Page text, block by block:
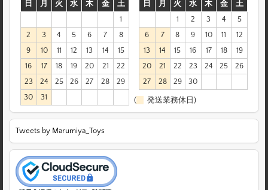
日
月 火 水 木 金
土
1
2
3 4 5 6 7
8
9
10 11 12 13 14
15
16
17 18 19 20 21
22
23
24 25 26 27 28
29
30
31
日
月 火 水 木 金
土
1
2 3 4
5
6
7 8 9 10 11
12
13
14 15 16 17 18
19
20
21 22 23 24 25
26
27
28 29 30
( 発送業務休日)
Tweets by Marumiya_Toys